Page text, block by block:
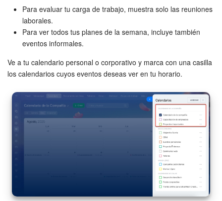
Para evaluar tu carga de trabajo, muestra solo las reuniones
laborales.
Para ver todos tus planes de la semana, incluye también
eventos informales.
Ve a tu calendario personal o corporativo y marca con una casilla
los calendarios cuyos eventos deseas ver en tu horario.